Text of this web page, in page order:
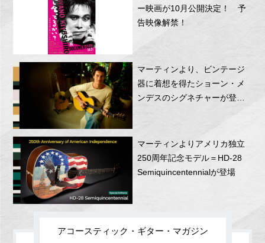
ー映画が10月公開決定！ 予
告映像解禁！
マーティンより、ビンテージ
器に着想を得たショーン・メ
ンデスのシグネチャーが登
マーティンよりアメリカ独立
250周年記念モデル＝HD-28
Semiquincentennialが登場
アコースティック・ギター・マガジン